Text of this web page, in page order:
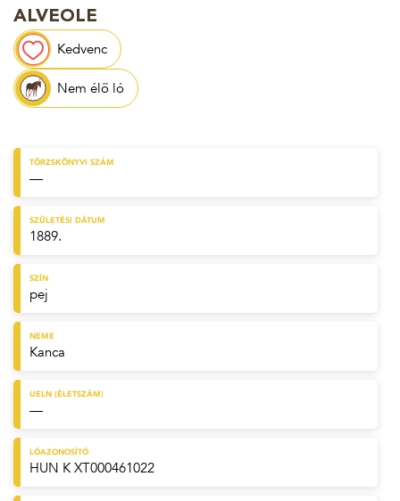
ALVEOLE
Kedvenc
Nem élő ló
TÖRZSKÖNYVI SZÁM
—
SZÜLETÉSI DÁTUM
1889.
SZÍN
pej
NEME
Kanca
UELN (ÉLETSZÁM)
—
LÓAZONOSÍTÓ
HUN K XT000461022